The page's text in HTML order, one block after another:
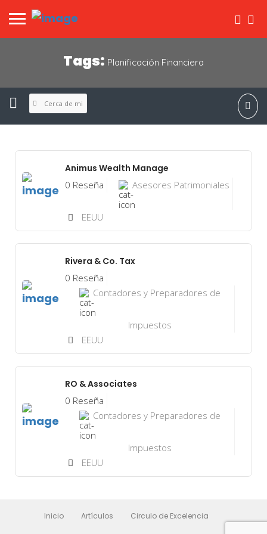
Tags: Planificación Financiera
Cerca de mi
Animus Wealth Manage
0 Reseña
Asesores Patrimoniales
EEUU
Rivera & Co. Tax
0 Reseña
Contadores y Preparadores de
Impuestos
EEUU
RO & Associates
0 Reseña
Contadores y Preparadores de
Impuestos
EEUU
Inicio Artículos Circulo de Excelencia